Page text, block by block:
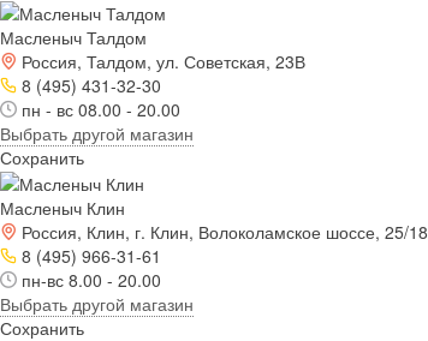
Масленыч Талдом
Россия, Талдом, ул. Советская, 23В
8 (495) 431-32-30
пн - вс 08.00 - 20.00
Выбрать другой магазин
Сохранить
Масленыч Клин
Россия, Клин, г. Клин, Волоколамское шоссе, 25/18
8 (495) 966-31-61
пн-вс 8.00 - 20.00
Выбрать другой магазин
Сохранить